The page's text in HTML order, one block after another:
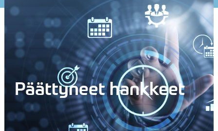
Päättyneet hankkeet